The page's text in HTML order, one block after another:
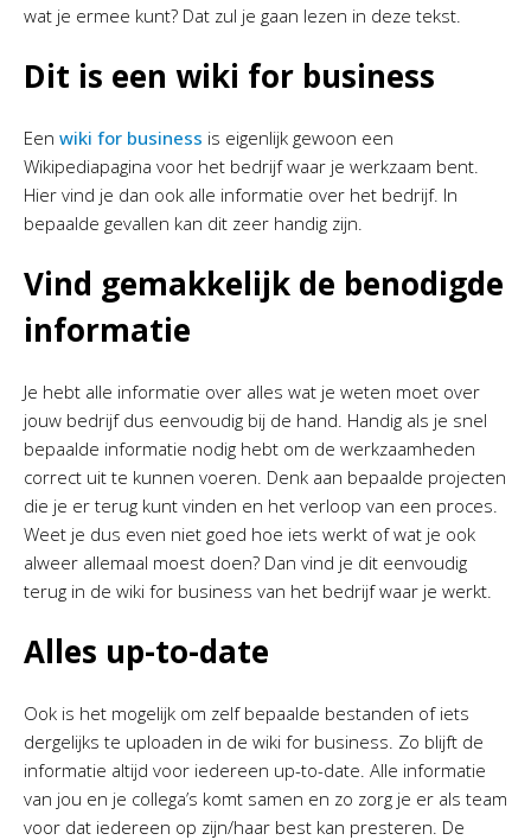
wat je ermee kunt? Dat zul je gaan lezen in deze tekst.
Dit is een wiki for business
Een wiki for business is eigenlijk gewoon een
Wikipediapagina voor het bedrijf waar je werkzaam bent.
Hier vind je dan ook alle informatie over het bedrijf. In
bepaalde gevallen kan dit zeer handig zijn.
Vind gemakkelijk de benodigde
informatie
Je hebt alle informatie over alles wat je weten moet over
jouw bedrijf dus eenvoudig bij de hand. Handig als je snel
bepaalde informatie nodig hebt om de werkzaamheden
correct uit te kunnen voeren. Denk aan bepaalde projecten
die je er terug kunt vinden en het verloop van een proces.
Weet je dus even niet goed hoe iets werkt of wat je ook
alweer allemaal moest doen? Dan vind je dit eenvoudig
terug in de wiki for business van het bedrijf waar je werkt.
Alles up-to-date
Ook is het mogelijk om zelf bepaalde bestanden of iets
dergelijks te uploaden in de wiki for business. Zo blijft de
informatie altijd voor iedereen up-to-date. Alle informatie
van jou en je collega’s komt samen en zo zorg je er als team
voor dat iedereen op zijn/haar best kan presteren. De